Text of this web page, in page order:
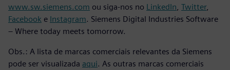
www.sw.siemens.com ou siga-nos no LinkedIn Twitter,
Facebook e Instagram. Siemens Digital Industries Software
– Where today meets tomorrow.
Obs.: A lista de marcas comerciais relevantes da Siemens
pode ser visualizada aqui. As outras marcas comerciais